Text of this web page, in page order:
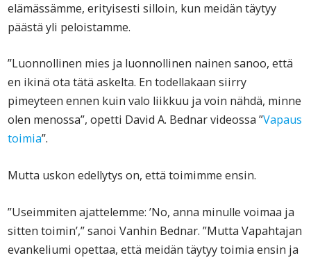
elämässämme, erityisesti silloin, kun meidän täytyy
päästä yli peloistamme.
”Luonnollinen mies ja luonnollinen nainen sanoo, että
en ikinä ota tätä askelta. En todellakaan siirry
pimeyteen ennen kuin valo liikkuu ja voin nähdä, minne
olen menossa”, opetti David A. Bednar videossa ”Vapaus
toimia”.
Mutta uskon edellytys on, että toimimme ensin.
”Useimmiten ajattelemme: ’No, anna minulle voimaa ja
sitten toimin’,” sanoi Vanhin Bednar. ”Mutta Vapahtajan
evankeliumi opettaa, että meidän täytyy toimia ensin ja